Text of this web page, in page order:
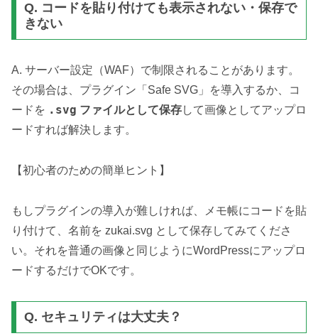
Q. コードを貼り付けても表示されない・保存で
きない
A. サーバー設定（WAF）で制限されることがあります。
その場合は、プラグイン「Safe SVG」を導入するか、コ
ードを .svg ファイルとして保存して画像としてアップロ
ードすれば解決します。
【初心者のための簡単ヒント】
もしプラグインの導入が難しければ、メモ帳にコードを貼
り付けて、名前を zukai.svg として保存してみてくださ
い。それを普通の画像と同じようにWordPressにアップロ
ードするだけでOKです。
Q. セキュリティは大丈夫？